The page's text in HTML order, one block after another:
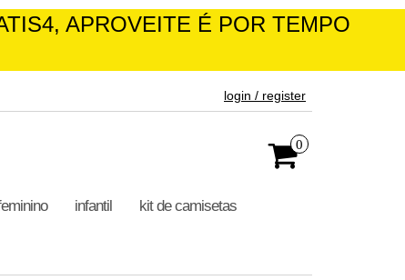
APROVEITE É POR TEMPO
login / register
0
infantil kit de camisetas